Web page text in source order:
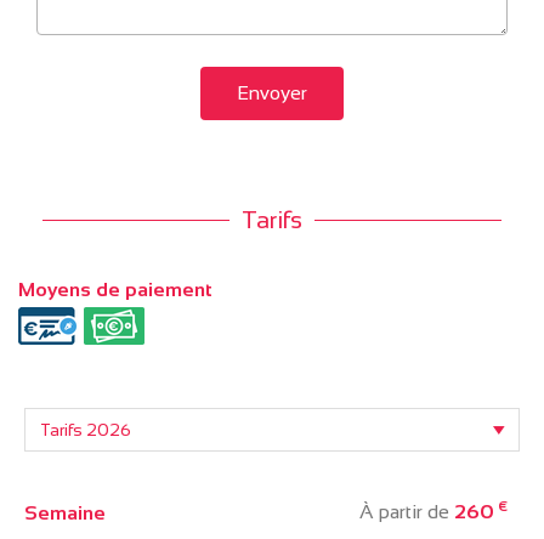
Envoyer
Tarifs
Moyens de paiement
Semaine À partir de 260 €